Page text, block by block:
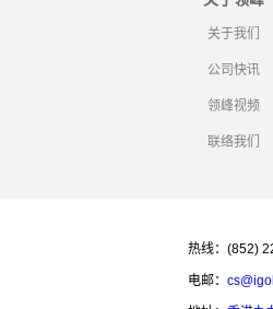
关于我们
公司快讯
领峰视频
联络我们
热线：(852)
电邮：